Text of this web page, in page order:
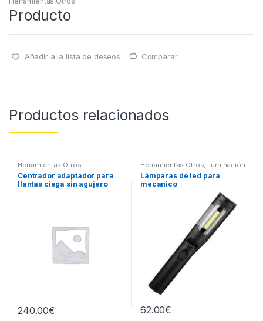
Producto
Añadir a la lista de deseos Comparar
Productos relacionados
Herramientas Otros
Centrador adaptador para
llantas ciega sin agujero
240.00€
Herramientas Otros, Iluminación
| Linternas Led
Lámparas de led para
mecanico
62.00€